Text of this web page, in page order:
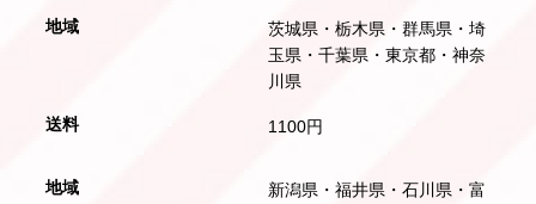
茨城県・栃木県・群馬県・埼
玉県・千葉県・東京都・神奈
川県
1100円
新潟県・福井県・石川県・富